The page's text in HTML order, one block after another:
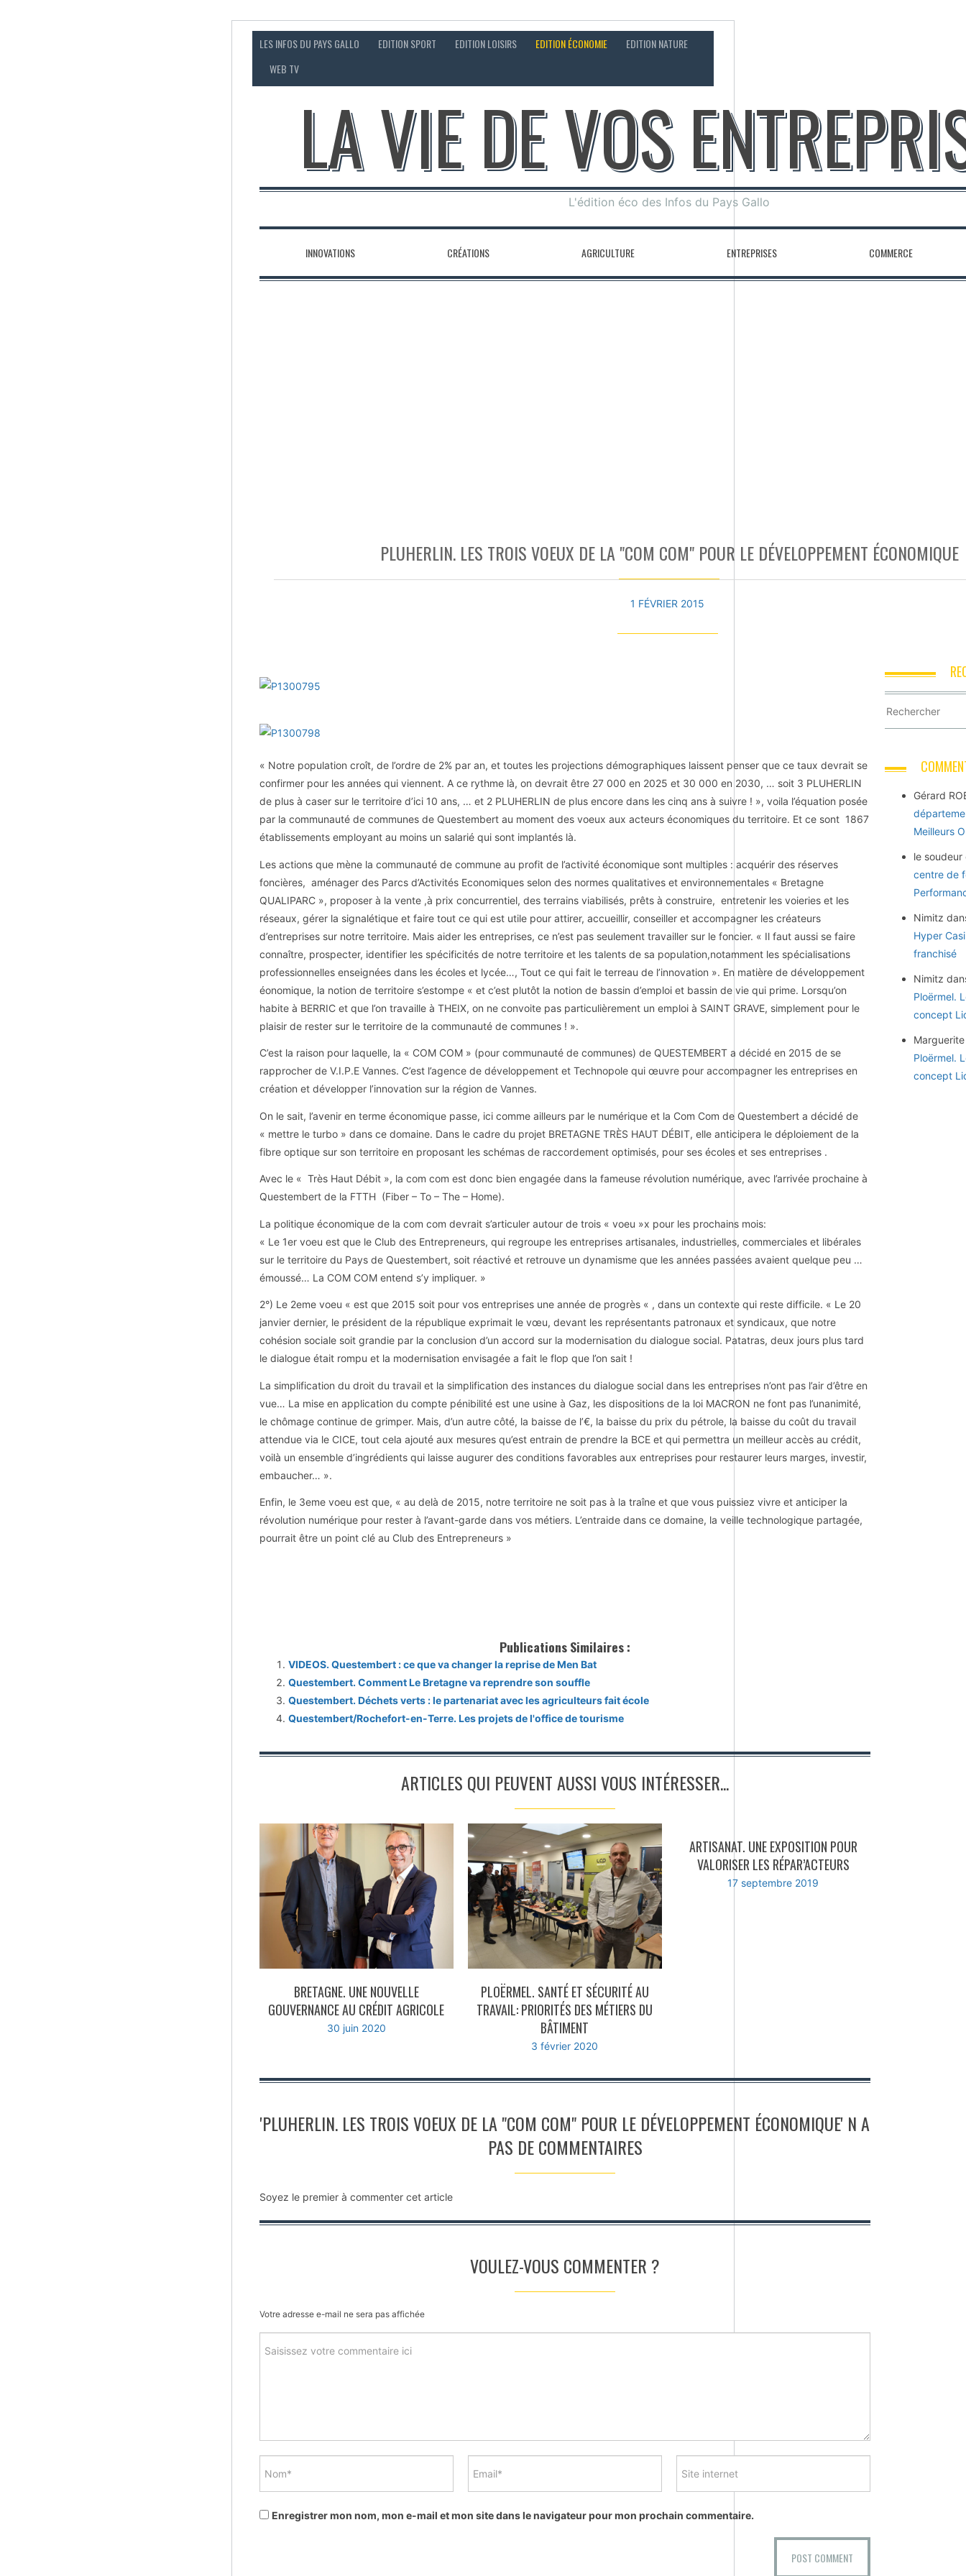
LES INFOS DU PAYS GALLO EDITION SPORT EDITION LOISIRS EDITION ÉCONOMIE
EDITION NATURE
WEB TV
LA VIE DE VOS
L'édition éco des Infos du Pays Gallo
INNOVATIONS CRÉATIONS AGRICULTURE ENTREPRISES COMMERCE
PLUHERLIN. LES TROIS VOEUX DE LA "COM COM" POUR LE DÉVELOPPEMENT ÉCONOMIQUE
1 FÉVRIER 2015
« Notre population croît, de l’ordre de 2% par an, et toutes les projections démographiques laissent penser que ce taux devrait se
confirmer pour les années qui viennent. A ce rythme là, on devrait être 27 000 en 2025 et 30 000 en 2030, … soit 3 PLUHERLIN
de plus à caser sur le territoire d’ici 10 ans, … et 2 PLUHERLIN de plus encore dans les cinq ans à suivre ! », voila l’équation posée
par la communauté de communes de Questembert au moment des voeux aux acteurs économiques du territoire. Et ce sont 1867
établissements employant au moins un salarié qui sont implantés là.
Les actions que mène la communauté de commune au profit de l’activité économique sont multiples : acquérir des réserves
foncières, aménager des Parcs d’Activités Economiques selon des normes qualitatives et environnementales « Bretagne
QUALIPARC », proposer à la vente ,à prix concurrentiel, des terrains viabilisés, prêts à construire, entretenir les voieries et les
réseaux, gérer la signalétique et faire tout ce qui est utile pour attirer, accueillir, conseiller et accompagner les créateurs
d’entreprises sur notre territoire. Mais aider les entreprises, ce n’est pas seulement travailler sur le foncier. « Il faut aussi se faire
connaître, prospecter, identifier les spécificités de notre territoire et les talents de sa population,notamment les spécialisations
professionnelles enseignées dans les écoles et lycée…, Tout ce qui fait le terreau de l’innovation ». En matière de développement
éonomique, la notion de territoire s’estompe « et c’est plutôt la notion de bassin d’emploi et bassin de vie qui prime. Lorsqu’on
habite à BERRIC et que l’on travaille à THEIX, on ne convoite pas particulièrement un emploi à SAINT GRAVE, simplement pour le
plaisir de rester sur le territoire de la communauté de communes ! ».
C’est la raison pour laquelle, la « COM COM » (pour communauté de communes) de QUESTEMBERT a décidé en 2015 de se
rapprocher de V.I.P.E Vannes. C’est l’agence de développement et Technopole qui œuvre pour accompagner les entreprises en
création et développer l’innovation sur la région de Vannes.
On le sait, l’avenir en terme économique passe, ici comme ailleurs par le numérique et la Com Com de Questembert a décidé de
« mettre le turbo » dans ce domaine. Dans le cadre du projet BRETAGNE TRÈS HAUT DÉBIT, elle anticipera le déploiement de la
fibre optique sur son territoire en proposant les schémas de raccordement optimisés, pour ses écoles et ses entreprises .
Avec le « Très Haut Débit », la com com est donc bien engagée dans la fameuse révolution numérique, avec l’arrivée prochaine à
Questembert de la FTTH (Fiber – To – The – Home).
La politique économique de la com com devrait s’articuler autour de trois « voeu »x pour les prochains mois:
« Le 1er voeu est que le Club des Entrepreneurs, qui regroupe les entreprises artisanales, industrielles, commerciales et libérales
sur le territoire du Pays de Questembert, soit réactivé et retrouve un dynamisme que les années passées avaient quelque peu …
émoussé… La COM COM entend s’y impliquer. »
2°) Le 2eme voeu « est que 2015 soit pour vos entreprises une année de progrès « , dans un contexte qui reste difficile. « Le 20
janvier dernier, le président de la république exprimait le vœu, devant les représentants patronaux et syndicaux, que notre
cohésion sociale soit grandie par la conclusion d’un accord sur la modernisation du dialogue social. Patatras, deux jours plus tard
le dialogue était rompu et la modernisation envisagée a fait le flop que l’on sait !
La simplification du droit du travail et la simplification des instances du dialogue social dans les entreprises n’ont pas l’air d’être en
vue… La mise en application du compte pénibilité est une usine à Gaz, les dispositions de la loi MACRON ne font pas l’unanimité,
le chômage continue de grimper. Mais, d’un autre côté, la baisse de l’€, la baisse du prix du pétrole, la baisse du coût du travail
attendue via le CICE, tout cela ajouté aux mesures qu’est entrain de prendre la BCE et qui permettra un meilleur accès au crédit,
voilà un ensemble d’ingrédients qui laisse augurer des conditions favorables aux entreprises pour restaurer leurs marges, investir,
embaucher… ».
Enfin, le 3eme voeu est que, « au delà de 2015, notre territoire ne soit pas à la traîne et que vous puissiez vivre et anticiper la
révolution numérique pour rester à l’avant-garde dans vos métiers. L’entraide dans ce domaine, la veille technologique partagée,
pourrait être un point clé au Club des Entrepreneurs »
Publications Similaires :
VIDEOS. Questembert : ce que va changer la reprise de Men Bat
Questembert. Comment Le Bretagne va reprendre son souffle
Questembert. Déchets verts : le partenariat avec les agriculteurs fait école
Questembert/Rochefort-en-Terre. Les projets de l'office de tourisme
ARTICLES QUI PEUVENT AUSSI VOUS INTÉRESSER...
BRETAGNE. UNE NOUVELLE
GOUVERNANCE AU CRÉDIT AGRICOLE
30 juin 2020
PLOËRMEL. SANTÉ ET SÉCURITÉ AU
TRAVAIL: PRIORITÉS DES MÉTIERS DU
BÂTIMENT
3 février 2020
ARTISANAT. UNE EXPOSITION POUR
VALORISER LES RÉPAR’ACTEURS
17 septembre 2019
'PLUHERLIN. LES TROIS VOEUX DE LA "COM COM" POUR LE DÉVELOPPEMENT ÉCONOMIQUE' N A
PAS DE COMMENTAIRES
Soyez le premier à commenter cet article
VOULEZ-VOUS COMMENTER ?
Votre adresse e-mail ne sera pas affichée
Enregistrer mon nom, mon e-mail et mon site dans le navigateur pour mon prochain commentaire.
Gérard
Meilleurs
le soudeur
centre de
Nimitz
Hyper
franchisé
Nimitz
Ploërmel.
concept
Marguerite
Ploërmel.
concept